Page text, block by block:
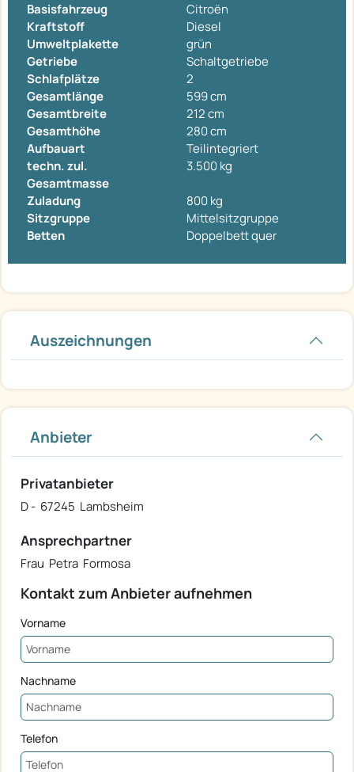
Basisfahrzeug
Citroën
Kraftstoff
Diesel
Umweltplakette
grün
Getriebe
Schaltgetriebe
Schlafplätze
2
Gesamtlänge
599 cm
Gesamtbreite
212 cm
Gesamthöhe
280 cm
Aufbauart
Teilintegriert
techn. zul.
Gesamtmasse
3.500 kg
Zuladung
800 kg
Sitzgruppe
Mittelsitzgruppe
Betten
Doppelbett quer
Auszeichnungen
Anbieter
Privatanbieter
D - 67245 Lambsheim
Ansprechpartner
Frau Petra Formosa
Kontakt zum Anbieter aufnehmen
Vorname
Nachname
Telefon